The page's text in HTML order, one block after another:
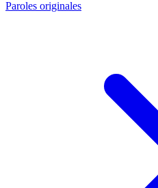
Paroles originales